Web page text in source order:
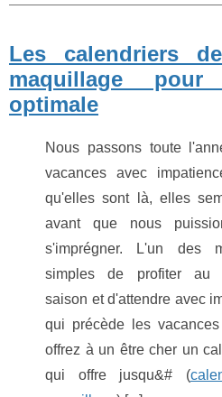
Les calendriers
maquillage
optimale
Nous passons toute
vacances avec
qu'elles sont là, elles
avant que nous
s'imprégner. L'un des
simples de profiter au
saison et d'attendre avec
qui précède les
offrez à un être cher un
qui offre jusqu&# (